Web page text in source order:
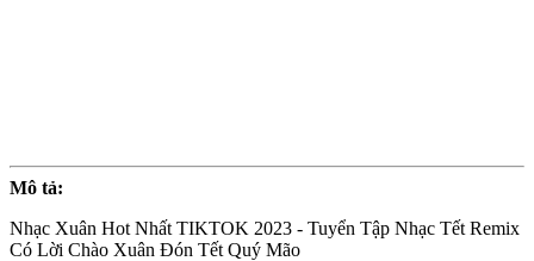
Mô tả:
Nhạc Xuân Hot Nhất TIKTOK 2023 - Tuyển Tập Nhạc Tết Remix
Có Lời Chào Xuân Đón Tết Quý Mão